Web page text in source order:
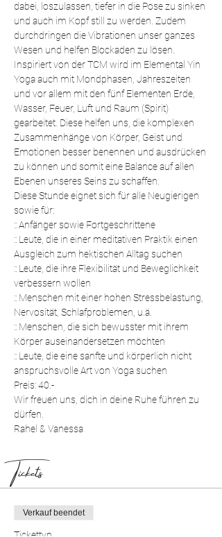
dabei, loszulassen, tiefer in die Pose zu sinken
und auch im Kopf still zu werden. Zudem
durchdringen die Vibrationen unser ganzes
Wesen und helfen Blockaden zu lösen.
Inspiriert von der TCM wird im Elemental Yin
Yoga auch mit Mondphasen, Jahreszeiten
und vor allem mit den fünf Elementen Erde,
Wasser, Feuer, Luft und Raum (Spirit)
gearbeitet. Diese helfen uns, die komplexen
Zusammenhänge von Körper, Geist und
Emotionen besser benennen und ausdrücken
zu können und somit eine Balance auf allen
Ebenen unseres Seins zu schaffen.
Diese Stunde eignet sich für alle Neugierigen
sowie für:
:: Anfänger sowie Fortgeschrittene
:: Leute, die in einer meditativen Praktik einen
Ausgleich zum hektischen Alltag suchen
:: Leute, die ihre Flexibilität und Beweglichkeit
verbessern wollen
:: Menschen mit einer hohen Stressbelastung,
Nervosität, Schlafproblemen, u.ä.
:: Menschen, die sich bewusster mit ihrem
Körper auseinandersetzen möchten
:: Leute, die eine sanfte und körperlich nicht
anspruchsvolle Art von Yoga suchen
Preis: 40.-
Wir freuen uns, dich in deine Ruhe führen zu
dürfen.
Rahel & Vanessa
Tickets
Verkauf beendet